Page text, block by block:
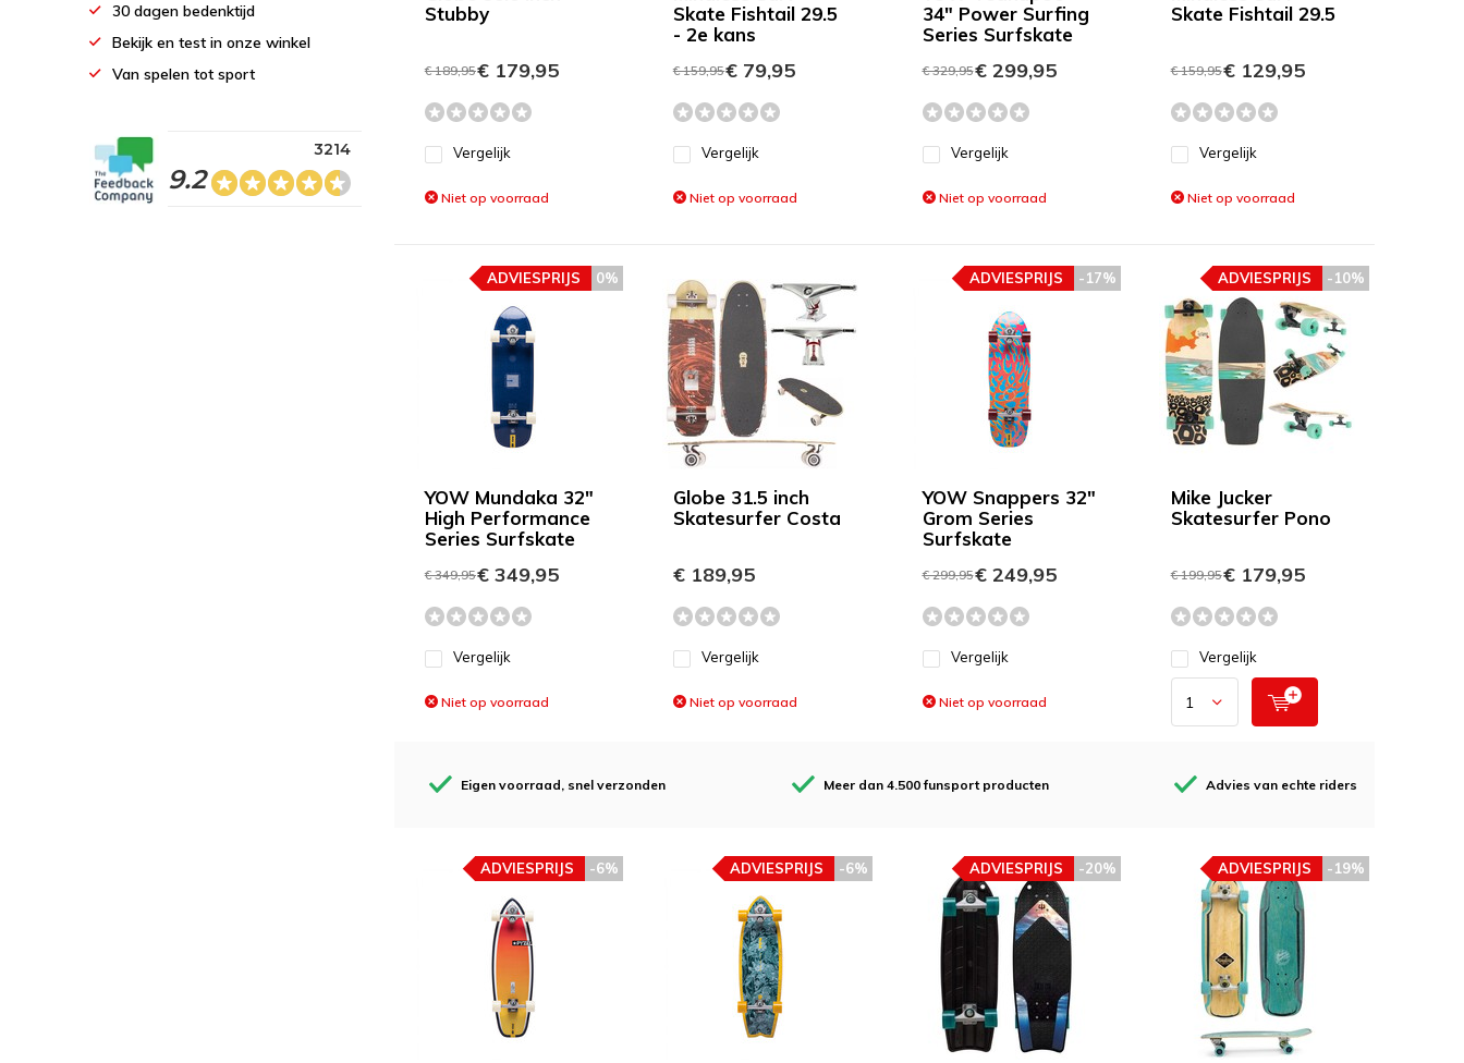
Stubby
€ 189,95€ 179,95
Vergelijk
Niet op voorraad
Skate Fishtail 29.5
- 2e kans
€ 159,95€ 79,95
Vergelijk
Niet op voorraad
34" Power Surfing
Series Surfskate
€ 329,95€ 299,95
Vergelijk
Niet op voorraad
Skate Fishtail 29.5
€ 159,95€ 129,95
Vergelijk
Niet op voorraad
YOW Mundaka 32"
High Performance
Series Surfskate
0%
ADVIESPRIJS
€ 349,95€ 349,95
Vergelijk
Niet op voorraad
Globe 31.5 inch
Skatesurfer Costa
€ 189,95
Vergelijk
Niet op voorraad
YOW Snappers 32"
Grom Series
Surfskate
-17%
ADVIESPRIJS
€ 299,95€ 249,95
Vergelijk
Niet op voorraad
Mike Jucker
Skatesurfer Pono
-10%
ADVIESPRIJS
€ 199,95€ 179,95
Vergelijk
Eigen voorraad, snel verzonden Meer dan 4.500 funsport producten Advies van echte riders
-6%
ADVIESPRIJS -6%
ADVIESPRIJS -20%
ADVIESPRIJS -19%
ADVIESPRIJS
30 dagen bedenktijd
Bekijk en test in onze winkel
Van spelen tot sport
9.2
3214